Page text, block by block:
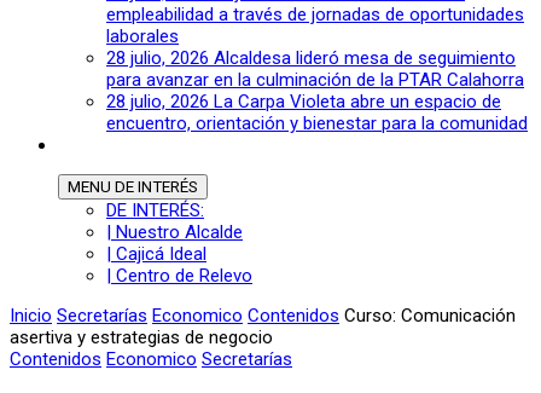
empleabilidad a través de jornadas de oportunidades
laborales
28 julio, 2026 Alcaldesa lideró mesa de seguimiento
para avanzar en la culminación de la PTAR Calahorra
28 julio, 2026 La Carpa Violeta abre un espacio de
encuentro, orientación y bienestar para la comunidad
MENU DE INTERÉS
DE INTERÉS:
| Nuestro Alcalde
| Cajicá Ideal
| Centro de Relevo
Inicio Secretarías Economico Contenidos Curso: Comunicación
asertiva y estrategias de negocio
Contenidos Economico Secretarías